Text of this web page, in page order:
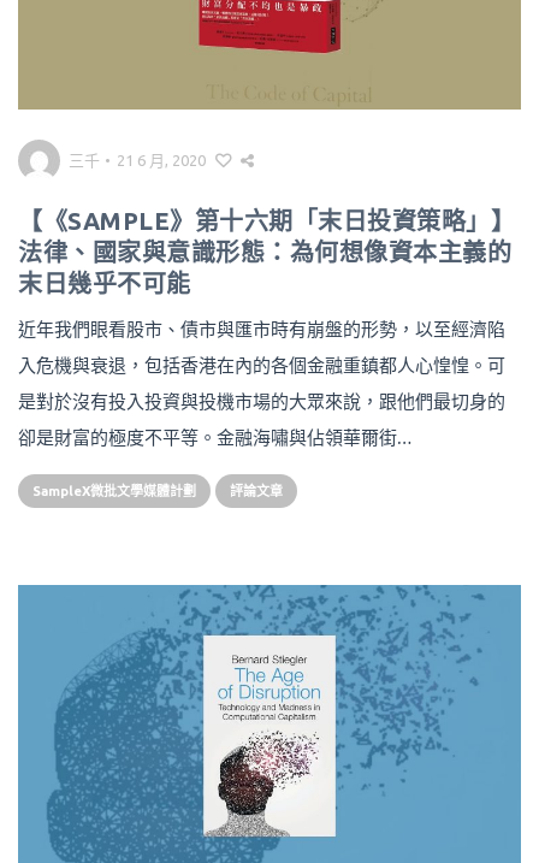
三千 • 21 6 月, 2020
【《SAMPLE》第十六期「末日投資策略」】
法律、國家與意識形態：為何想像資本主義的
末日幾乎不可能
近年我們眼看股市、債市與匯市時有崩盤的形勢，以至經濟陷
入危機與衰退，包括香港在內的各個金融重鎮都人心惶惶。可
是對於沒有投入投資與投機市場的大眾來說，跟他們最切身的
卻是財富的極度不平等。金融海嘯與佔領華爾街…
SampleX微批文學媒體計劃 評論文章